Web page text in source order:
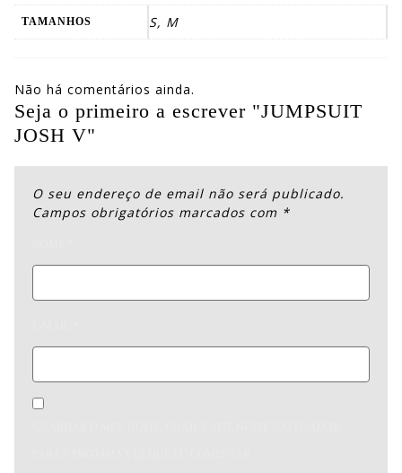
TAMANHOS S, M
Não há comentários ainda.
Seja o primeiro a escrever "JUMPSUIT
JOSH V"
O seu endereço de email não será publicado.
Campos obrigatórios marcados com *